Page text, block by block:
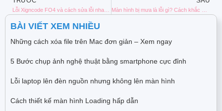
BÀI VIẾT XEM NHIỀU
Những cách xóa file trên Mac đơn giản – Xem ngay
5 Bước chụp ảnh nghệ thuật bằng smartphone cực đỉnh
Lỗi laptop lên đèn nguồn nhưng không lên màn hình
Cách thiết kế màn hình Loading hấp dẫn